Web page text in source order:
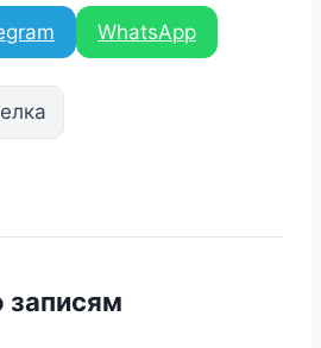
WhatsApp
записям